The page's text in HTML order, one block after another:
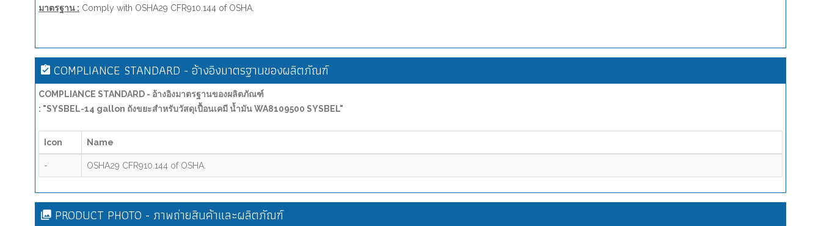
มาตรฐาน : Comply with OSHA29 CFR910.144 of OSHA.
COMPLIANCE STANDARD - อ้างอิงมาตรฐานของผลิตภัณฑ์
COMPLIANCE STANDARD - อ้างอิงมาตรฐานของผลิตภัณฑ์
: "SYSBEL-14 gallon ถังขยะสำหรับวัสดุเปื้อนเคมี น้ำมัน WA8109500 SYSBEL"
Icon Name
- OSHA29 CFR910.144 of OSHA.
PRODUCT PHOTO - ภาพถ่ายสินค้าและผลิตภัณฑ์